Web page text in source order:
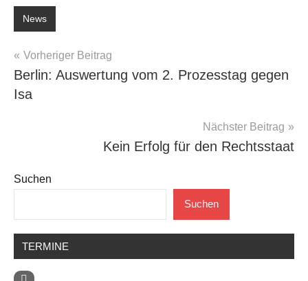
News
Beitragsnavigation
Vorheriger Beitrag
Berlin: Auswertung vom 2. Prozesstag gegen
Isa
Nächster Beitrag
Kein Erfolg für den Rechtsstaat
Suchen
Suchen
TERMINE